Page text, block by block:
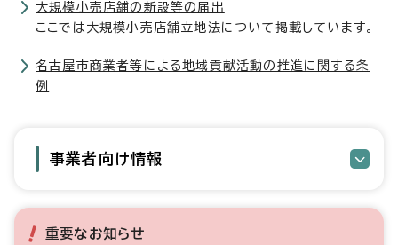
大規模小売店舗の新設等の届出
ここでは大規模小売店舗立地法について掲載しています。
名古屋市商業者等による地域貢献活動の推進に関する条
例
事業者向け情報
重要なお知らせ